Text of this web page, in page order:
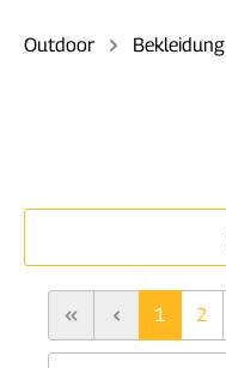
Outdoor Bekleidung
1 2